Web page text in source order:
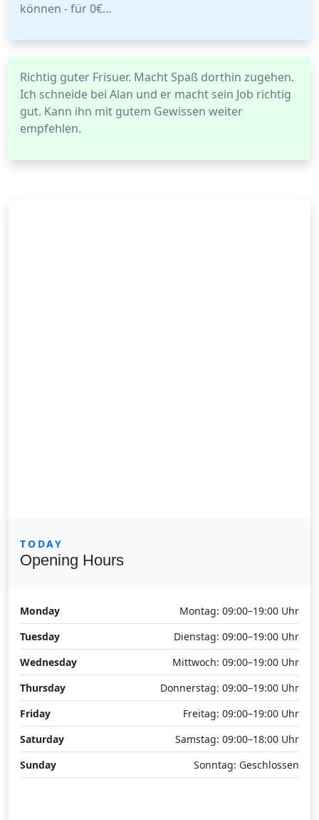
können - für 0€…
Richtig guter Frisuer. Macht Spaß dorthin zugehen.
Ich schneide bei Alan und er macht sein Job richtig
gut. Kann ihn mit gutem Gewissen weiter
empfehlen.
TODAY
Opening Hours
Monday
Montag: 09:00–19:00 Uhr
Tuesday
Dienstag: 09:00–19:00 Uhr
Wednesday
Mittwoch: 09:00–19:00 Uhr
Thursday
Donnerstag: 09:00–19:00 Uhr
Friday
Freitag: 09:00–19:00 Uhr
Saturday
Samstag: 09:00–18:00 Uhr
Sunday
Sonntag: Geschlossen